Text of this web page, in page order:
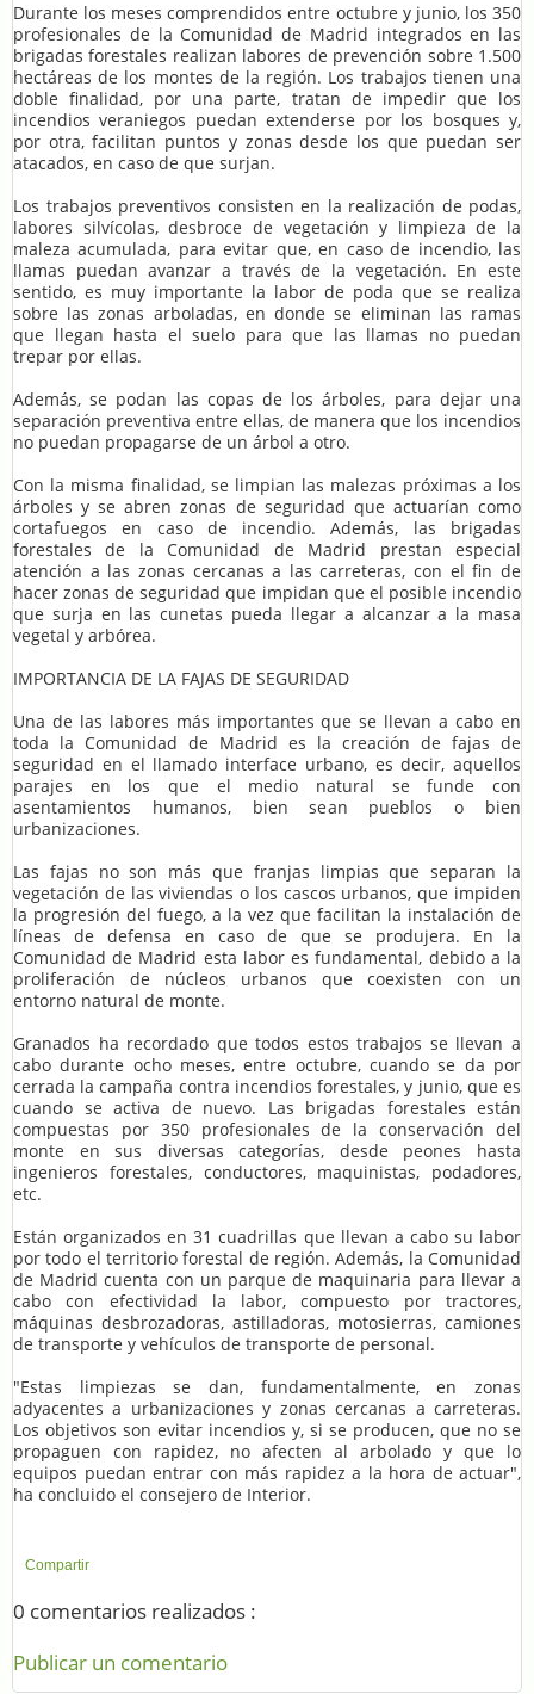
Durante los meses comprendidos entre octubre y junio, los 350
profesionales de la Comunidad de Madrid integrados en las
brigadas forestales realizan labores de prevención sobre 1.500
hectáreas de los montes de la región. Los trabajos tienen una
doble finalidad, por una parte, tratan de impedir que los
incendios veraniegos puedan extenderse por los bosques y,
por otra, facilitan puntos y zonas desde los que puedan ser
atacados, en caso de que surjan.
Los trabajos preventivos consisten en la realización de podas,
labores silvícolas, desbroce de vegetación y limpieza de la
maleza acumulada, para evitar que, en caso de incendio, las
llamas puedan avanzar a través de la vegetación. En este
sentido, es muy importante la labor de poda que se realiza
sobre las zonas arboladas, en donde se eliminan las ramas
que llegan hasta el suelo para que las llamas no puedan
trepar por ellas.
Además, se podan las copas de los árboles, para dejar una
separación preventiva entre ellas, de manera que los incendios
no puedan propagarse de un árbol a otro.
Con la misma finalidad, se limpian las malezas próximas a los
árboles y se abren zonas de seguridad que actuarían como
cortafuegos en caso de incendio. Además, las brigadas
forestales de la Comunidad de Madrid prestan especial
atención a las zonas cercanas a las carreteras, con el fin de
hacer zonas de seguridad que impidan que el posible incendio
que surja en las cunetas pueda llegar a alcanzar a la masa
vegetal y arbórea.
IMPORTANCIA DE LA FAJAS DE SEGURIDAD
Una de las labores más importantes que se llevan a cabo en
toda la Comunidad de Madrid es la creación de fajas de
seguridad en el llamado interface urbano, es decir, aquellos
parajes en los que el medio natural se funde con
asentamientos humanos, bien sean pueblos o bien
urbanizaciones.
Las fajas no son más que franjas limpias que separan la
vegetación de las viviendas o los cascos urbanos, que impiden
la progresión del fuego, a la vez que facilitan la instalación de
líneas de defensa en caso de que se produjera. En la
Comunidad de Madrid esta labor es fundamental, debido a la
proliferación de núcleos urbanos que coexisten con un
entorno natural de monte.
Granados ha recordado que todos estos trabajos se llevan a
cabo durante ocho meses, entre octubre, cuando se da por
cerrada la campaña contra incendios forestales, y junio, que es
cuando se activa de nuevo. Las brigadas forestales están
compuestas por 350 profesionales de la conservación del
monte en sus diversas categorías, desde peones hasta
ingenieros forestales, conductores, maquinistas, podadores,
etc.
Están organizados en 31 cuadrillas que llevan a cabo su labor
por todo el territorio forestal de región. Además, la Comunidad
de Madrid cuenta con un parque de maquinaria para llevar a
cabo con efectividad la labor, compuesto por tractores,
máquinas desbrozadoras, astilladoras, motosierras, camiones
de transporte y vehículos de transporte de personal.
"Estas limpiezas se dan, fundamentalmente, en zonas
adyacentes a urbanizaciones y zonas cercanas a carreteras.
Los objetivos son evitar incendios y, si se producen, que no se
propaguen con rapidez, no afecten al arbolado y que lo
equipos puedan entrar con más rapidez a la hora de actuar",
ha concluido el consejero de Interior.
Compartir
0 comentarios realizados :
Publicar un comentario